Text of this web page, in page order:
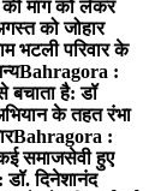
मांग को लेकर
को जोहार
भटली परिवार के
Bahragora :
बचाता है: डॉ
के तहत रंभा
Bahragora :
कई समाजसेवी हुए
डॉ. दिनेशानंद